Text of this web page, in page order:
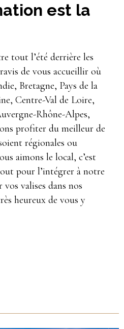
est la
tout l’été derrière les
de vous accueillir où
Bretagne, Pays de la
Centre-Val de Loire,
Rhône-Alpes,
profiter du meilleur de
régionales ou
aimons le local, c’est
pour l’intégrer à notre
valises dans nos
heureux de vous y